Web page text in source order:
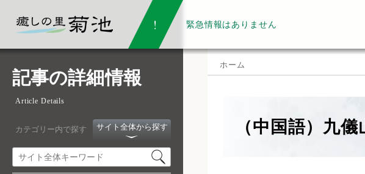
緊急情報はありません
記事の詳細情報
Article Details
カテゴリー内で探す サイト全体から探す
ホーム
（中国語）九